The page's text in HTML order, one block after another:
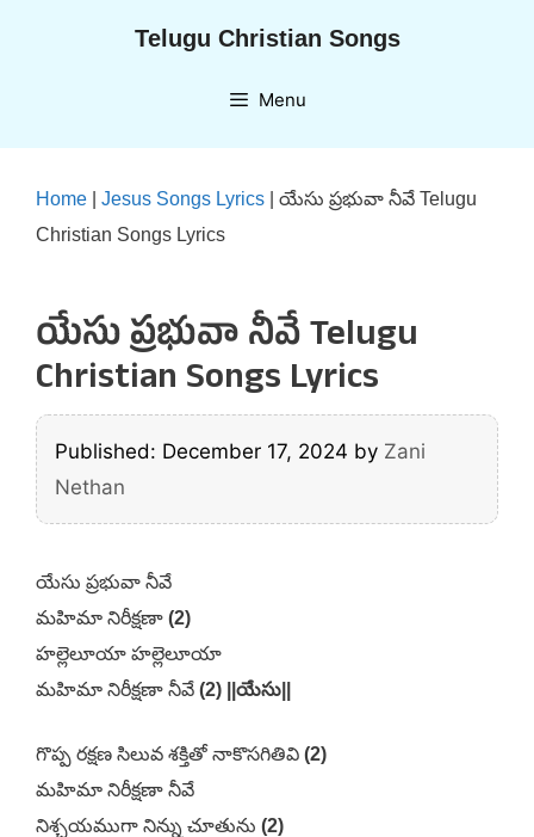
Telugu Christian Songs
Menu
Home Jesus Songs Lyrics
యేసు ప్రభువా నీవే Telugu
Christian Songs Lyrics
యేసు ప్రభువా నీవే Telugu
Christian Songs Lyrics
Published: December 17, 2024 by Zani
Nethan
యేసు ప్రభువా నీవే
మహిమా నిరీక్షణా (2)
హల్లెలూయా హల్లెలూయా
మహిమా నిరీక్షణా నీవే (2) ||యేసు||
గొప్ప రక్షణ సిలువ శక్తితో నాకొసగితివి (2)
మహిమా నిరీక్షణా నీవే
నిశ్చయముగా నిన్ను చూతును (2)